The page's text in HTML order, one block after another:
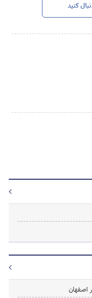
کنید
اصفهان